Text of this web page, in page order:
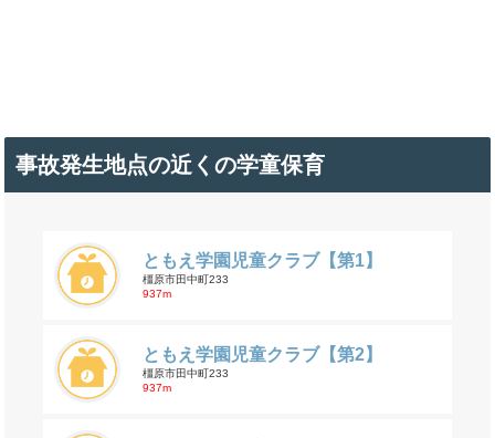
事故発生地点の近くの学童保育
ともえ学園児童クラブ【第1】
橿原市田中町233
937m
ともえ学園児童クラブ【第2】
橿原市田中町233
937m